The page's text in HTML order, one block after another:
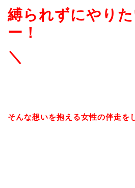
縛られずにやり
ー！
＼
そんな想いを抱える女性の伴走を